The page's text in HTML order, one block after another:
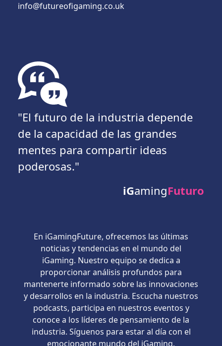
info@futureofigaming.co.uk
"El futuro de la industria depende
de la capacidad de las grandes
mentes para compartir ideas
poderosas."
iGamingFuturo
En iGamingFuture, ofrecemos las últimas
noticias y tendencias en el mundo del
iGaming. Nuestro equipo se dedica a
proporcionar análisis profundos para
mantenerte informado sobre las innovaciones
y desarrollos en la industria. Escucha nuestros
podcasts, participa en nuestros eventos y
conoce a los líderes de pensamiento de la
industria. Síguenos para estar al día con el
emocionante mundo del iGaming.